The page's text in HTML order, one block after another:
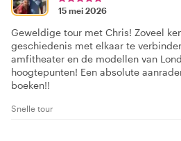
15 mei 2026
Geweldige tour met Chris! Zoveel
geschiedenis met elkaar te
amfitheater en de modellen van
hoogtepunten! Een absolute
boeken!!
Snelle tour